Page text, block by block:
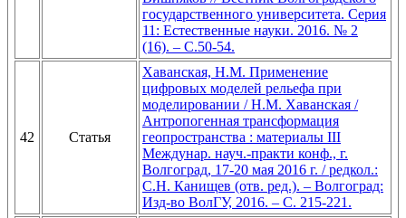
государственного университета. Серия
11: Естественные науки. 2016. № 2
(16). – С.50-54.
42 Статья
Хаванская, Н.М. Применение
цифровых моделей рельефа при
моделировании / Н.М. Хаванская /
Антропогенная трансформация
геопространства : материалы III
Междунар. науч.-практи конф., г.
Волгоград, 17-20 мая 2016 г. / редкол.:
С.Н. Канищев (отв. ред.). – Волгоград:
Изд-во ВолГУ, 2016. – С. 215-221.